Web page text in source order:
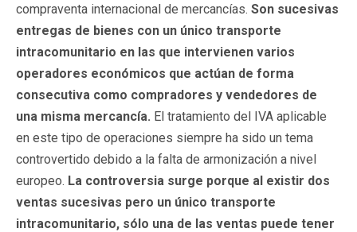
compraventa internacional de mercancías. Son sucesivas
entregas de bienes con un único transporte
intracomunitario en las que intervienen varios
operadores económicos que actúan de forma
consecutiva como compradores y vendedores de
una misma mercancía. El tratamiento del IVA aplicable
en este tipo de operaciones siempre ha sido un tema
controvertido debido a la falta de armonización a nivel
europeo. La controversia surge porque al existir dos
ventas sucesivas pero un único transporte
intracomunitario, sólo una de las ventas puede tener